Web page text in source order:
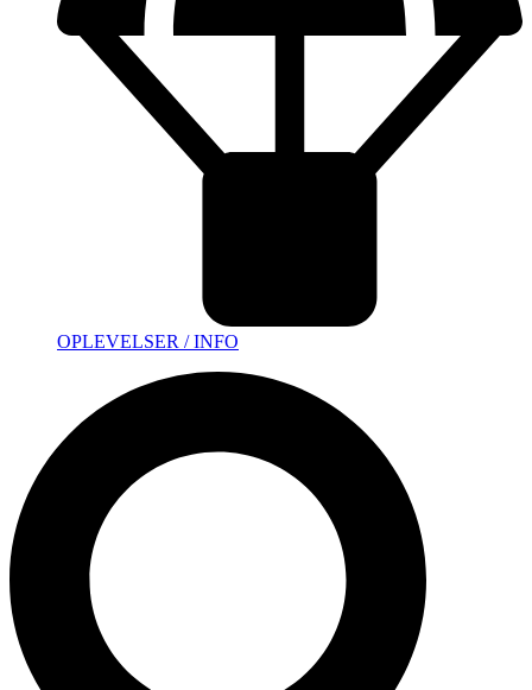
OPLEVELSER / INFO